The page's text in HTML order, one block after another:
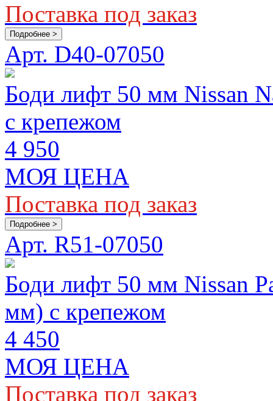
Поставка под заказ
Подробнее >
Арт. D40-07050
Боди лифт 50 мм Nissan
с крепежом
4 950
МОЯ ЦЕНА
Поставка под заказ
Подробнее >
Арт. R51-07050
Боди лифт 50 мм Nissan
мм) с крепежом
4 450
МОЯ ЦЕНА
Поставка под заказ